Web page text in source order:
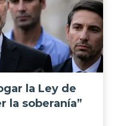
la Ley de
la soberanía”